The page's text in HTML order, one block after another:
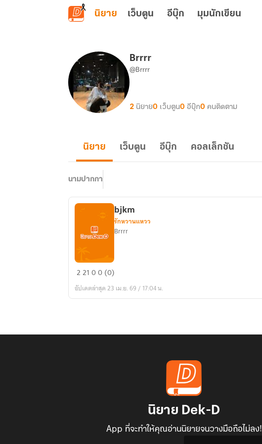
ข้ามไปยังเนื้อหาหลัก
นิยาย เว็บตูน อีบุ๊ก มุมนักเขียน
Brrrr
@Brrrr
2 นิยาย0 เว็บตูน0 อีบุ๊ก0 คนติดตาม
นิยาย เว็บตูน อีบุ๊ก คอลเล็กชัน
นามปากกา
bjkm
bjkm
รักหวานแหวว
Brrrr
22100 (0)
อัปเดตล่าสุด 23 เม.ย. 69 / 17:04 น.
นิยาย Dek-D
App ที่จะทำให้คุณอ่านนิยายจนวางมือถือไม่ลง!